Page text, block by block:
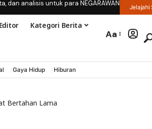
dan analisis untuk para NEGARAWAN Jelajahi
Kategori Berita
Aa
Gaya Hidup Hiburan
Bertahan Lama